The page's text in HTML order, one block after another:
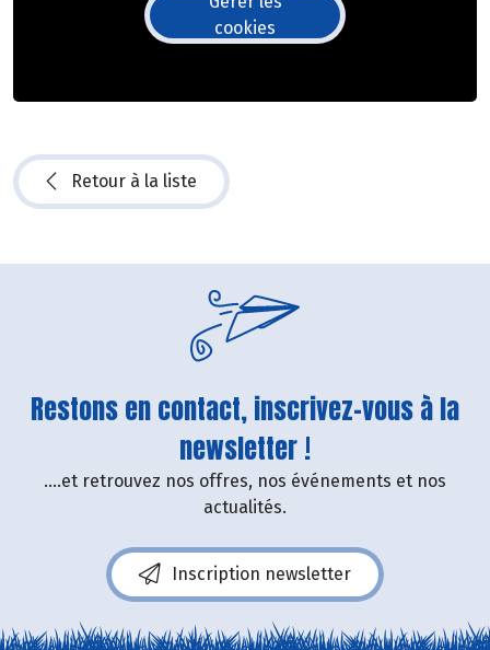
cookies
Retour à la liste
Restons en contact, inscrivez-vous à la
newsletter !
....et retrouvez nos offres, nos événements et nos
actualités.
Inscription newsletter